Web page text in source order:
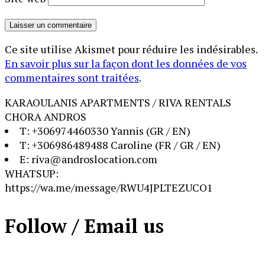
Ce site utilise Akismet pour réduire les indésirables.
En savoir plus sur la façon dont les données de vos
commentaires sont traitées.
KARAOULANIS APARTMENTS / RIVA RENTALS
CHORA ANDROS
T: +306974460330 Yannis (GR / EN)
T: +306986489488 Caroline (FR / GR / EN)
E: riva@androslocation.com
WHATSUP:
https://wa.me/message/RWU4JPLTEZUCO1
Follow / Email us